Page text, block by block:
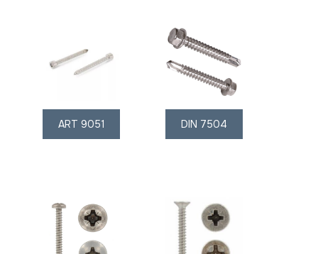
ART 9051 DIN 7504